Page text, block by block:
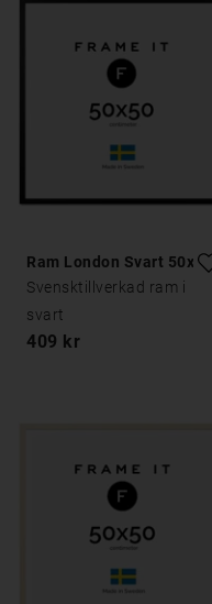
Ram London Svart 50x50
Svensktillverkad ram i
svart
409 kr